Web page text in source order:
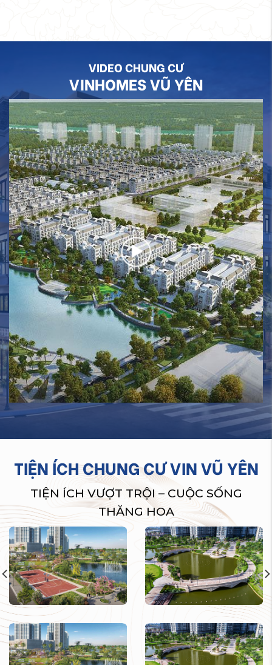
VIDEO CHUNG CƯ
VINHOMES VŨ YÊN
TIỆN ÍCH CHUNG CƯ VIN VŨ YÊN
TIỆN ÍCH VƯỢT TRỘI – CUỘC SỐNG
THĂNG HOA